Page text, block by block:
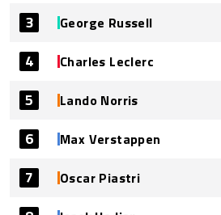
3 George Russell
4 Charles Leclerc
5 Lando Norris
6 Max Verstappen
7 Oscar Piastri